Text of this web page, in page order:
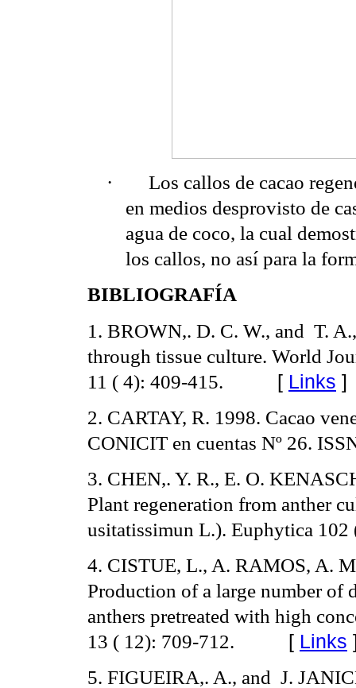
·
Los callos de cacao
en medios desprovisto de
agua de coco, la cual
los callos, no así para la
BIBLIOGRAFÍA
1. BROWN,. D. C. W., and T.
through tissue culture. World
11 ( 4): 409-415.
[ Links ]
2. CARTAY, R. 1998. Cacao
CONICIT en cuentas Nº 26.
3. CHEN,. Y. R., E. O.
Plant regeneration from anther
usitatissimun L.). Euphytica
4. CISTUE, L., A. RAMOS, A.
Production of a large number of
anthers pretreated with high
13 ( 12): 709-712.
[ Links
5. FIGUEIRA,. A., and J.